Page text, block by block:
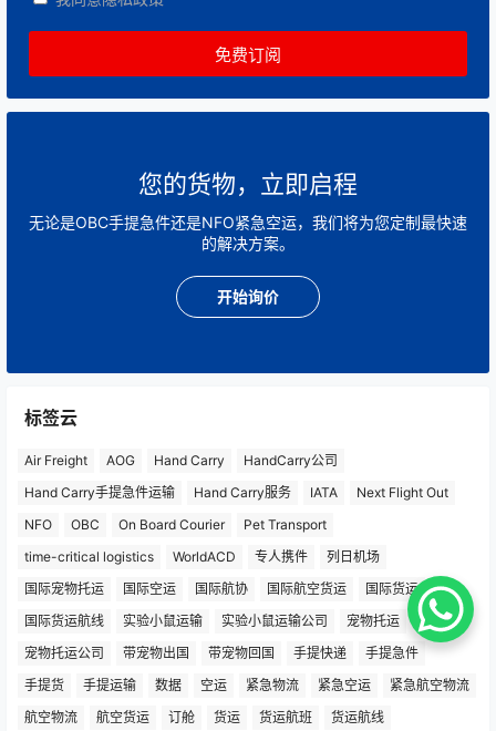
您的货物，立即启程
无论是OBC手提急件还是NFO紧急空运，我们将为您定制最快速
的解决方案。
开始询价
标签云
Air Freight AOG Hand Carry
HandCarry公司
Hand Carry手提急件运输
Hand Carry服务 IATA
Next Flight Out
NFO
OBC On Board Courier
Pet Transport
time-critical logistics
WorldACD 专人携件
列日机场
国际宠物托运
国际空运 国际航协 国际航空货运
国际货运
国际货运航线
实验小鼠运输 实验小鼠运输公司
宠物托运
宠物托运公司
带宠物出国 带宠物回国 手提快递
手提急件
手提货
手提运输 数据 空运 紧急物流 紧急空运
紧急航空物流
航空物流
航空货运 订舱 货运 货运航班 货运航线